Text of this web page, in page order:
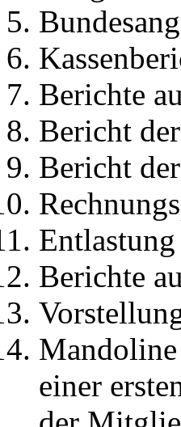
Berichte
Bericht
Bericht
Entlastung
Berichte
einer